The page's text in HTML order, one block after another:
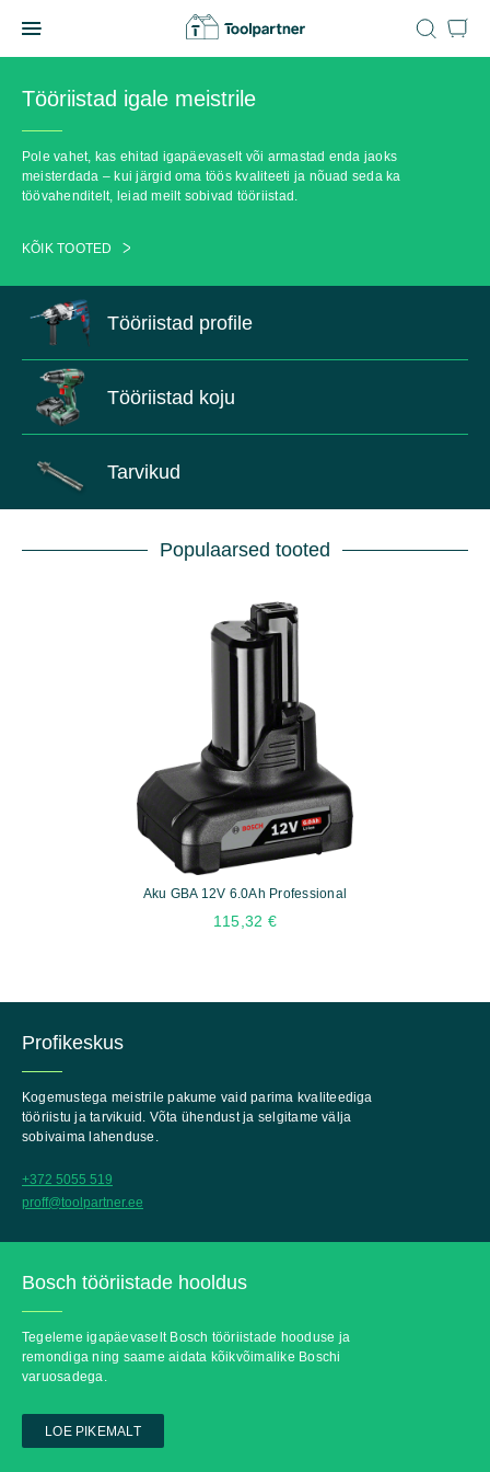
to
Toolpartner
Tööriistad igale meistrile
Pole vahet, kas ehitad igapäevaselt või armastad enda jaoks
meisterdada – kui järgid oma töös kvaliteeti ja nõuad seda ka
töövahenditelt, leiad meilt sobivad tööriistad.
KÕIK TOOTED
Tööriistad profile
Tööriistad koju
Tarvikud
Populaarsed tooted
Aku GBA 12V 6.0Ah Professional
115,32 €
Profikeskus
Kogemustega meistrile pakume vaid parima kvaliteediga
tööriistu ja tarvikuid. Võta ühendust ja selgitame välja
sobivaima lahenduse.
+372 5055 519
proff@toolpartner.ee
Bosch tööriistade hooldus
Tegeleme igapäevaselt Bosch tööriistade hooduse ja
remondiga ning saame aidata kõikvõimalike Boschi
varuosadega.
LOE PIKEMALT